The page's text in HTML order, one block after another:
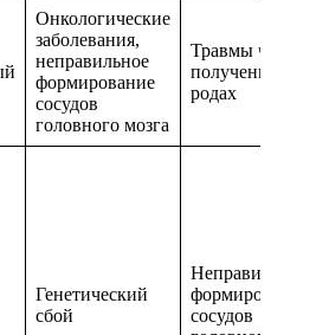
Онкологические
заболевания,
неправильное
формирование
сосудов
головного мозга
Травмы черепа,
полученные при
родах
Генетический
сбой
Неправильное
формирование
сосудов